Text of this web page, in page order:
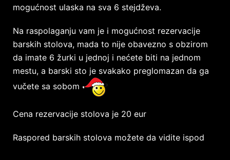
mogućnost ulaska na sva 6 stejdževa.
Na raspolaganju vam je i mogućnost rezervacije
barskih stolova, mada to nije obavezno s obzirom
da imate 6 žurki u jednoj i nećete biti na jednom
mestu, a barski sto je svakako preglomazan da ga
vučete sa sobom
Cena rezervacije stolova je 20 eur
Raspored barskih stolova možete da vidite ispod